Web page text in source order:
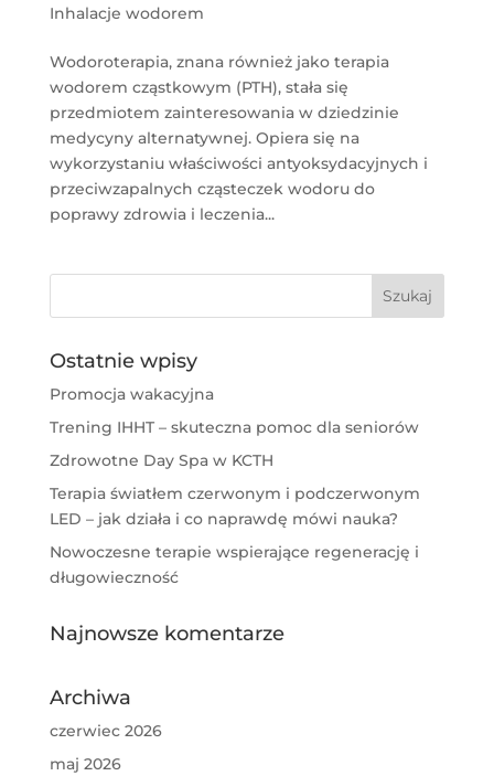
Inhalacje wodorem
Wodoroterapia, znana również jako terapia
wodorem cząstkowym (PTH), stała się
przedmiotem zainteresowania w dziedzinie
medycyny alternatywnej. Opiera się na
wykorzystaniu właściwości antyoksydacyjnych i
przeciwzapalnych cząsteczek wodoru do
poprawy zdrowia i leczenia...
Ostatnie wpisy
Promocja wakacyjna
Trening IHHT – skuteczna pomoc dla seniorów
Zdrowotne Day Spa w KCTH
Terapia światłem czerwonym i podczerwonym
LED – jak działa i co naprawdę mówi nauka?
Nowoczesne terapie wspierające regenerację i
długowieczność
Najnowsze komentarze
Archiwa
czerwiec 2026
maj 2026